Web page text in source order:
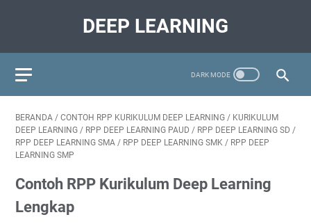
DEEP LEARNING
BERANDA / CONTOH RPP KURIKULUM DEEP LEARNING / KURIKULUM
DEEP LEARNING / RPP DEEP LEARNING PAUD / RPP DEEP LEARNING SD /
RPP DEEP LEARNING SMA / RPP DEEP LEARNING SMK / RPP DEEP
LEARNING SMP
Contoh RPP Kurikulum Deep Learning
Lengkap